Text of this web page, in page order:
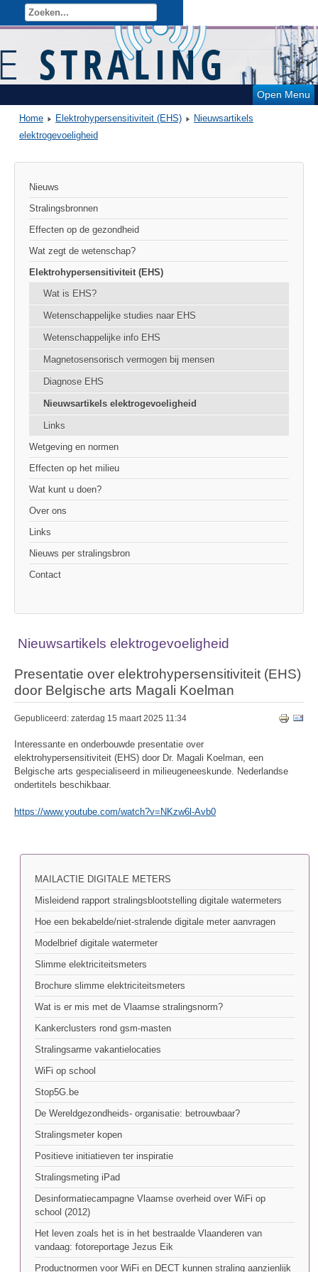
Open Menu
Home Elektrohypersensitiviteit (EHS)
Nieuwsartikels
elektrogevoeligheid
Nieuws
Stralingsbronnen
Effecten op de gezondheid
Wat zegt de wetenschap?
Elektrohypersensitiviteit (EHS)
Wat is EHS?
Wetenschappelijke studies naar EHS
Wetenschappelijke info EHS
Magnetosensorisch vermogen bij mensen
Diagnose EHS
Nieuwsartikels elektrogevoeligheid
Links
Wetgeving en normen
Effecten op het milieu
Wat kunt u doen?
Over ons
Links
Nieuws per stralingsbron
Contact
Nieuwsartikels elektrogevoeligheid
Presentatie over elektrohypersensitiviteit (EHS)
door Belgische arts Magali Koelman
Gepubliceerd: zaterdag 15 maart 2025 11:34
Interessante en onderbouwde presentatie over
elektrohypersensitiviteit (EHS) door Dr. Magali Koelman, een
Belgische arts gespecialiseerd in milieugeneeskunde. Nederlandse
ondertitels beschikbaar.
https://www.youtube.com/watch?v=NKzw6l-Avb0
MAILACTIE DIGITALE METERS
Misleidend rapport stralingsblootstelling digitale watermeters
Hoe een bekabelde/niet-stralende digitale meter aanvragen
Modelbrief digitale watermeter
Slimme elektriciteitsmeters
Brochure slimme elektriciteitsmeters
Wat is er mis met de Vlaamse stralingsnorm?
Kankerclusters rond gsm-masten
Stralingsarme vakantielocaties
WiFi op school
Stop5G.be
De Wereldgezondheids- organisatie: betrouwbaar?
Stralingsmeter kopen
Positieve initiatieven ter inspiratie
Stralingsmeting iPad
Desinformatiecampagne Vlaamse overheid over WiFi op
school (2012)
Het leven zoals het is in het bestraalde Vlaanderen van
vandaag: fotoreportage Jezus Eik
Productnormen voor WiFi en DECT kunnen straling aanzienlijk